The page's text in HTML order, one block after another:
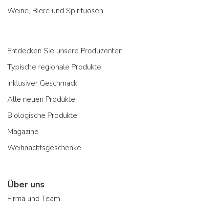
Weine, Biere und Spirituosen
Entdecken Sie unsere Produzenten
Typische regionale Produkte
Inklusiver Geschmack
Alle neuen Produkte
Biologische Produkte
Magazine
Weihnachtsgeschenke
Über uns
Firma und Team